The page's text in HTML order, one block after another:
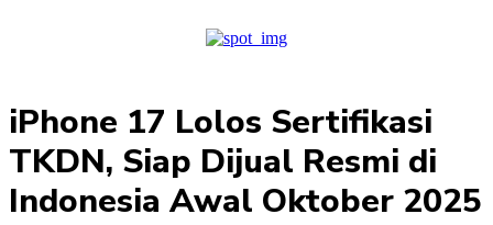
iPhone 17 Lolos Sertifikasi
TKDN, Siap Dijual Resmi di
Indonesia Awal Oktober 2025